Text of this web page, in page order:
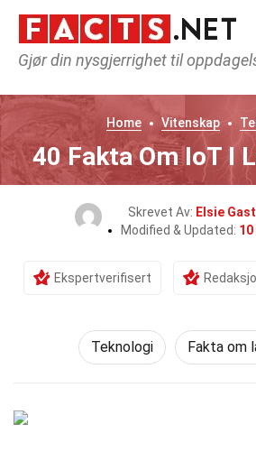
Gjør din nysgjerrighet til
Home Vitenskap
40 Fakta Om IoT I
Skrevet Av: Elsie
Modified & Updated: 10
Ekspertverifisert
Teknologi Fakta om